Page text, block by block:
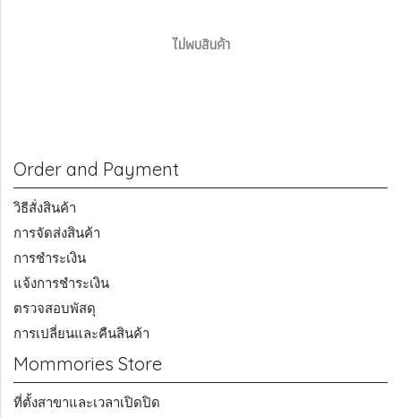
ไม่พบสินค้า
Order and Payment
วิธีสั่งสินค้า
การจัดส่งสินค้า
การชำระเงิน
แจ้งการชำระเงิน
ตรวจสอบพัสดุ
การเปลี่ยนและคืนสินค้า
Mommories Store
ที่ตั้งสาขาและเวลาเปิดปิด